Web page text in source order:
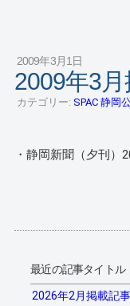
2009年3月1日
2009年3
カテゴリー: SPAC 静岡
・静岡新聞（夕刊
最近の記事タイトル
2026年2月掲載記事